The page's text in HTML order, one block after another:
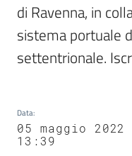
di Ravenna, in
sistema portuale
settentrionale.
Data:
05 maggio 2022
13:39